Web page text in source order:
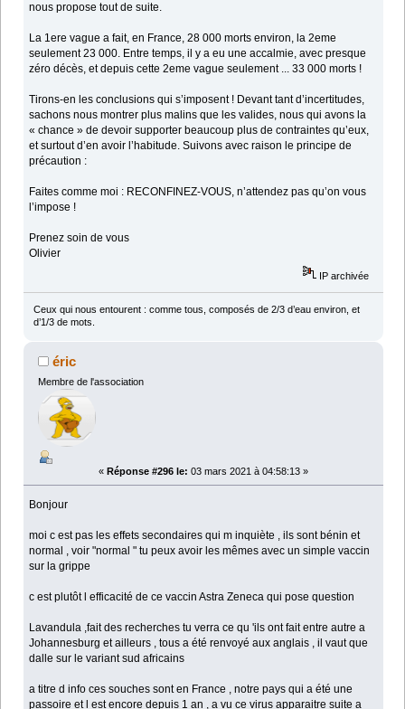
nous propose tout de suite.
La 1ere vague a fait, en France, 28 000 morts environ, la 2eme
seulement 23 000. Entre temps, il y a eu une accalmie, avec presque
zéro décès, et depuis cette 2eme vague seulement ... 33 000 morts !
Tirons-en les conclusions qui s’imposent ! Devant tant d’incertitudes,
sachons nous montrer plus malins que les valides, nous qui avons la
« chance » de devoir supporter beaucoup plus de contraintes qu’eux,
et surtout d’en avoir l’habitude. Suivons avec raison le principe de
précaution :
Faites comme moi : RECONFINEZ-VOUS, n’attendez pas qu’on vous
l’impose !
Prenez soin de vous
Olivier
IP archivée
Ceux qui nous entourent : comme tous, composés de 2/3 d’eau environ, et
d’1/3 de mots.
éric
Membre de l'association
« Réponse #296 le: 03 mars 2021 à 04:58:13 »
Bonjour
moi c est pas les effets secondaires qui m inquiète , ils sont bénin et
normal , voir "normal " tu peux avoir les mêmes avec un simple vaccin
sur la grippe
c est plutôt l efficacité de ce vaccin Astra Zeneca qui pose question
Lavandula ,fait des recherches tu verra ce qu 'ils ont fait entre autre a
Johannesburg et ailleurs , tous a été renvoyé aux anglais , il vaut que
dalle sur le variant sud africains
a titre d info ces souches sont en France , notre pays qui a été une
passoire et l est encore depuis 1 an , a vu ce virus apparaitre suite a